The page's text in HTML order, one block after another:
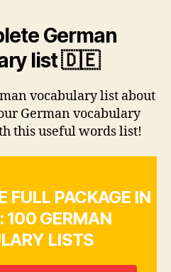
German
list 🇩🇪
vocabulary list about
German vocabulary
this useful words list!
FULL PACKAGE IN
100 GERMAN
LISTS